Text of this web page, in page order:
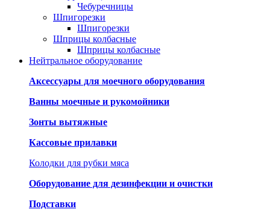
Чебуречницы
Шпигорезки
Шпигорезки
Шприцы колбасные
Шприцы колбасные
Нейтральное оборудование
Аксессуары для моечного оборудования
Ванны моечные и рукомойники
Зонты вытяжные
Кассовые прилавки
Колодки для рубки мяса
Оборудование для дезинфекции и очистки
Подставки